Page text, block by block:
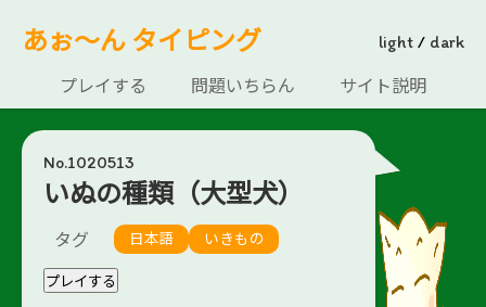
あぉ～ん タイピング light / dark
プレイする 問題いちらん サイト説明
No.1020513
いぬの種類（大型犬）
タグ 日本語 いきもの
プレイする